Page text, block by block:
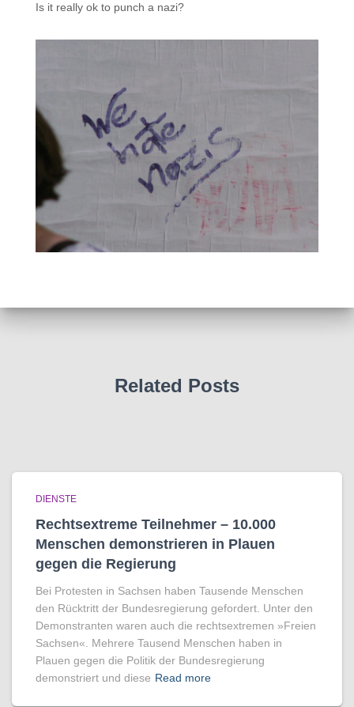
Is it really ok to punch a nazi?
Related Posts
DIENSTE
Rechtsextreme Teilnehmer – 10.000
Menschen demonstrieren in Plauen
gegen die Regierung
Bei Protesten in Sachsen haben Tausende Menschen
den Rücktritt der Bundesregierung gefordert. Unter den
Demonstranten waren auch die rechtsextremen »Freien
Sachsen«. Mehrere Tausend Menschen haben in
Plauen gegen die Politik der Bundesregierung
demonstriert und diese Read more